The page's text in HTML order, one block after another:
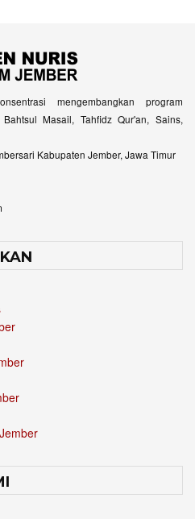
mengembangkan program
Masail, Tahfidz Qur'an, Sains,
Kabupaten Jember, Jawa Timur